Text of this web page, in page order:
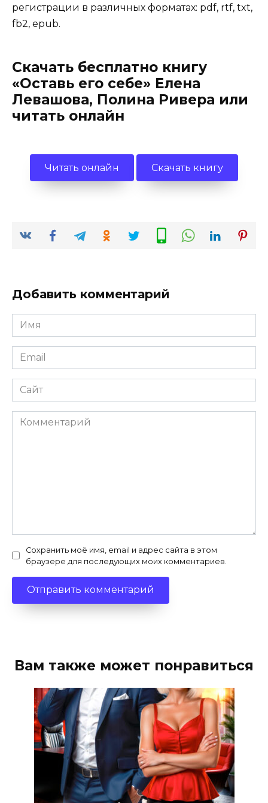
регистрации в различных форматах: pdf, rtf, txt,
fb2, epub.
Скачать бесплатно книгу
«Оставь его себе» Елена
Левашова, Полина Ривера или
читать онлайн
Читать онлайн Скачать книгу
Добавить комментарий
Имя
*
Email
*
Сайт
Комментарий
Сохранить моё имя, email и адрес сайта в этом
браузере для последующих моих комментариев.
Вам также может понравиться